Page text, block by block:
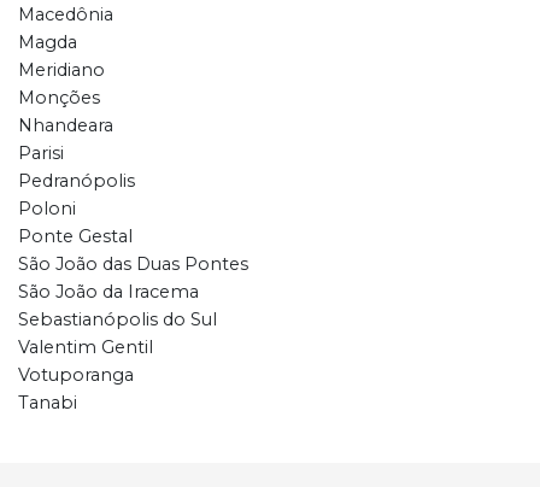
Macedônia
Magda
Meridiano
Monções
Nhandeara
Parisi
Pedranópolis
Poloni
Ponte Gestal
São João das Duas Pontes
São João da Iracema
Sebastianópolis do Sul
Valentim Gentil
Votuporanga
Tanabi